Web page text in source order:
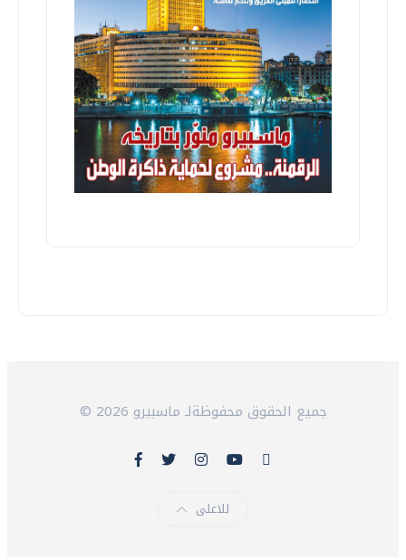
© 2026 جميع الحقوق محفوظةلـ ماسبيرو
للاعلى